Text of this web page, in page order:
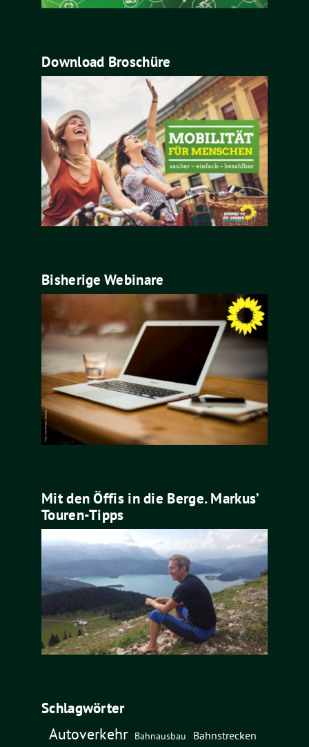
Download Broschüre
Bisherige Webinare
Mit den Öffis in die Berge. Markus’
Touren-Tipps
Schlagwörter
Autoverkehr Bahnausbau
Bahnstrecken